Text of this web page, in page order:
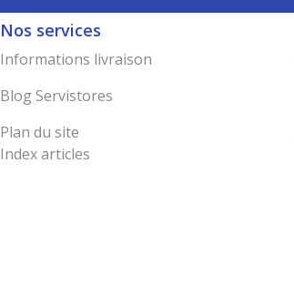
Nos services
Informations livraison
Blog Servistores
Plan du site
Index articles